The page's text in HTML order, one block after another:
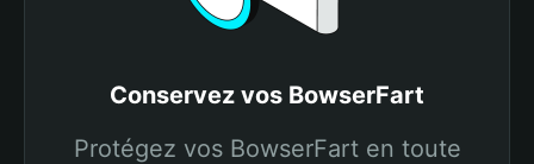
Conservez vos BowserFart
Protégez vos BowserFart en toute